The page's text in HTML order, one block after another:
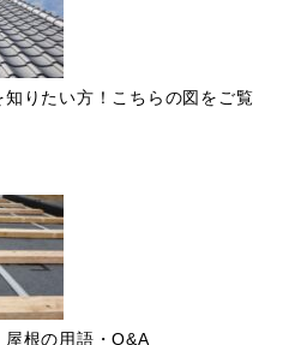
りたい方！こちらの図をご覧
根の用語・Q&A